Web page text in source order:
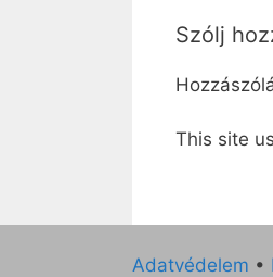
Szólj
This site
Adatvédelem •